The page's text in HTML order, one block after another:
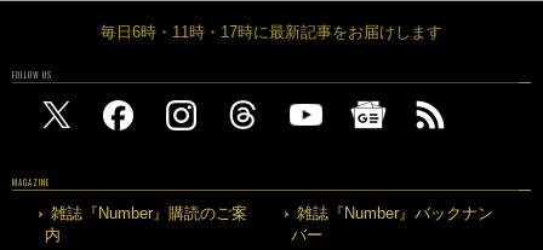
毎日6時・11時・17時に最新記事をお届けします
FOLLOW US
MAGAZINE
雑誌『Number』購読のご案
内
雑誌『Number』バックナン
バー